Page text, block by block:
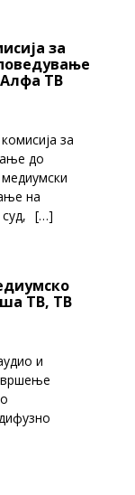
за
ТВ
за
до
на
[…]
ТВ, ТВ
и
вршење